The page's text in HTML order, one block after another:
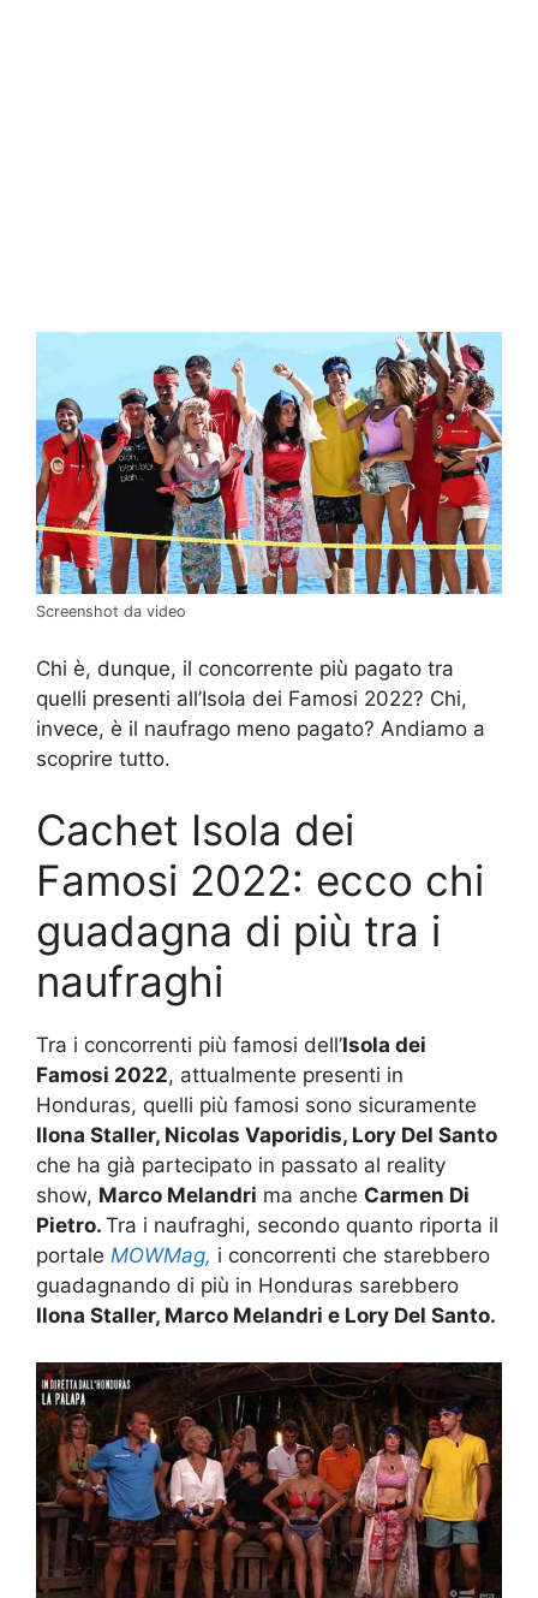
Screenshot da video
Chi è, dunque, il concorrente più pagato tra
quelli presenti all’Isola dei Famosi 2022? Chi,
invece, è il naufrago meno pagato? Andiamo a
scoprire tutto.
Cachet Isola dei
Famosi 2022: ecco chi
guadagna di più tra i
naufraghi
Tra i concorrenti più famosi dell’Isola dei
Famosi 2022, attualmente presenti in
Honduras, quelli più famosi sono sicuramente
Ilona Staller, Nicolas Vaporidis, Lory Del Santo
che ha già partecipato in passato al reality
show, Marco Melandri ma anche Carmen Di
Pietro. Tra i naufraghi, secondo quanto riporta il
portale MOWMag, i concorrenti che starebbero
guadagnando di più in Honduras sarebbero
Ilona Staller, Marco Melandri e Lory Del Santo.